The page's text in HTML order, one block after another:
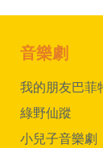
音樂劇
我的朋友巴菲
綠野仙蹤
小兒子音樂劇